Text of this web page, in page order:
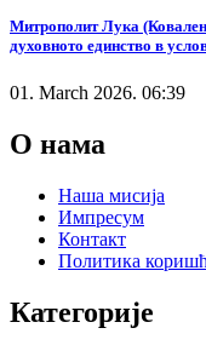
Митрополит Лука
духовното единство в
01. March 2026. 06:39
О нама
Наша мисија
Импресум
Контакт
Политика
Категорије